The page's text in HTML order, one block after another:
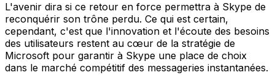
L'avenir dira si ce retour en force permettra à Skype de
reconquérir son trône perdu. Ce qui est certain,
cependant, c'est que l'innovation et l'écoute des besoins
des utilisateurs restent au cœur de la stratégie de
Microsoft pour garantir à Skype une place de choix
dans le marché compétitif des messageries instantanées.